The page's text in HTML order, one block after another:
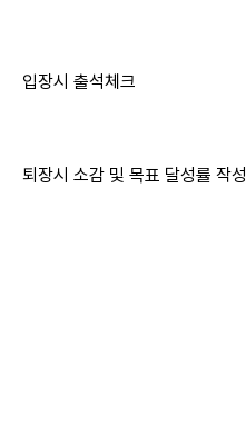
입장시 출석체크
퇴장시 소감 및 목표 달성률 작성